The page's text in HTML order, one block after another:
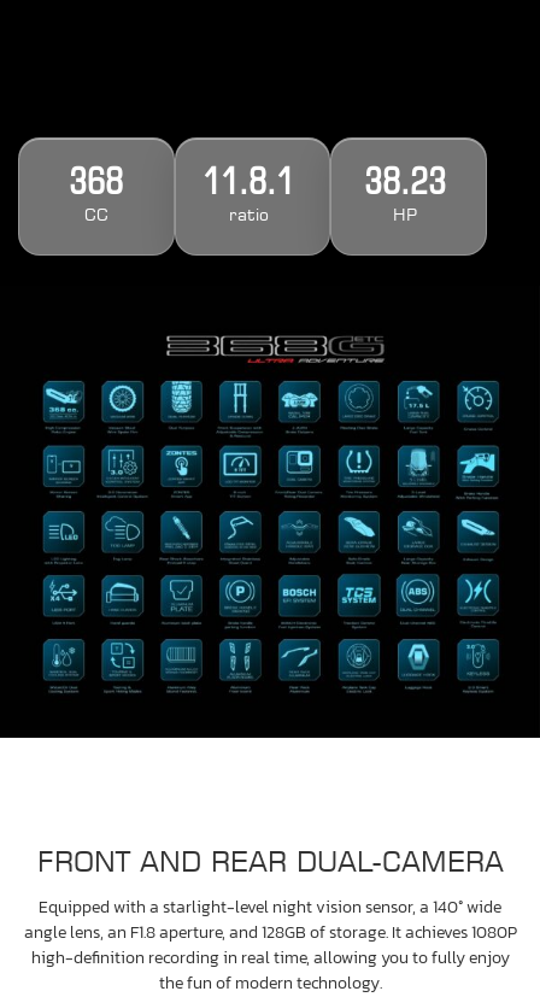
CC
368
ratio
11.8.1
HP
38.23
FRONT AND REAR DUAL-CAMERA
Equipped with a starlight-level night vision sensor, a 140° wide
angle lens, an F1.8 aperture, and 128GB of storage. It achieves 1080P
high-definition recording in real time, allowing you to fully enjoy
the fun of modern technology.